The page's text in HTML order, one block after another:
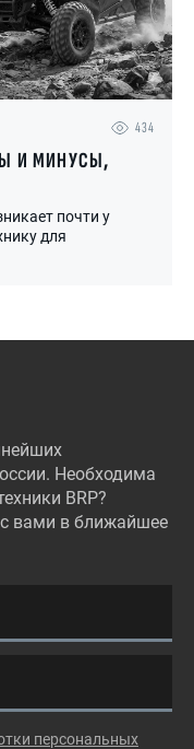
434
И МИНУСЫ,
почти у
для
Необходима
BRP?
вами в ближайшее
персональных